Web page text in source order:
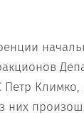
Климко,
них